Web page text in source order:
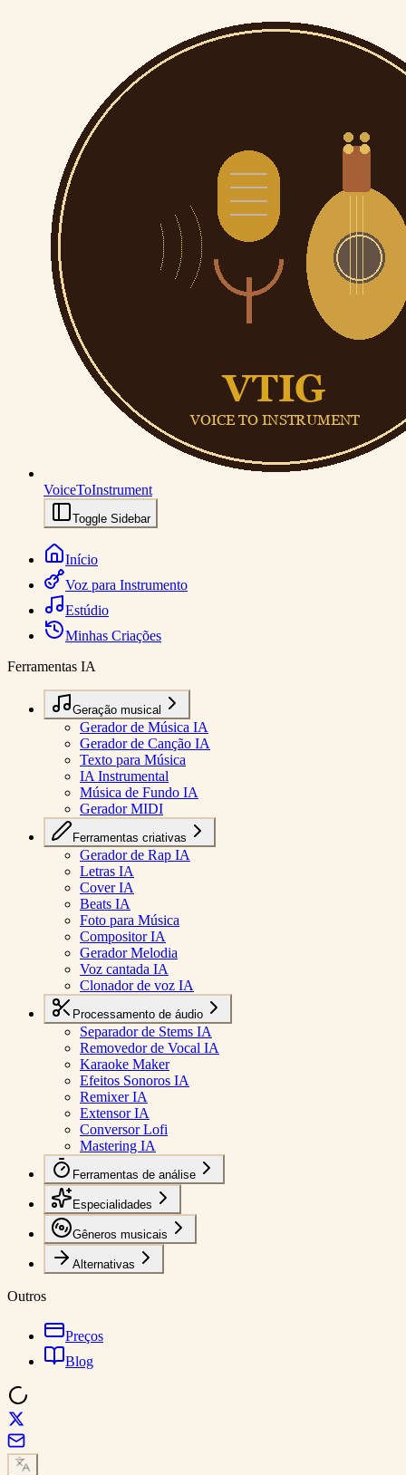
VoiceToInstrument
Toggle Sidebar
Início
Voz para Instrumento
Estúdio
Minhas Criações
Ferramentas IA
Geração musical
Gerador de Música IA
Gerador de Canção IA
Texto para Música
IA Instrumental
Música de Fundo IA
Gerador MIDI
Ferramentas criativas
Gerador de Rap IA
Letras IA
Cover IA
Beats IA
Foto para Música
Compositor IA
Gerador Melodia
Voz cantada IA
Clonador de voz IA
Processamento de áudio
Separador de Stems IA
Removedor de Vocal IA
Karaoke Maker
Efeitos Sonoros IA
Remixer IA
Extensor IA
Conversor Lofi
Mastering IA
Ferramentas de análise
Especialidades
Gêneros musicais
Alternativas
Outros
Preços
Blog